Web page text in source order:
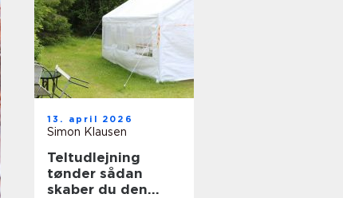
13. april 2026
Simon Klausen
Teltudlejning
tønder sådan
skaber du den